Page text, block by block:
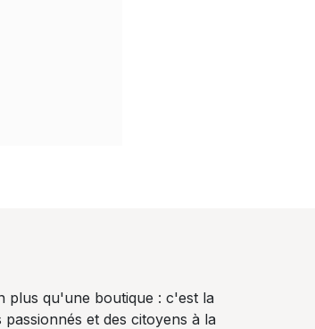
plus qu'une boutique : c'est la
et des citoyens à la